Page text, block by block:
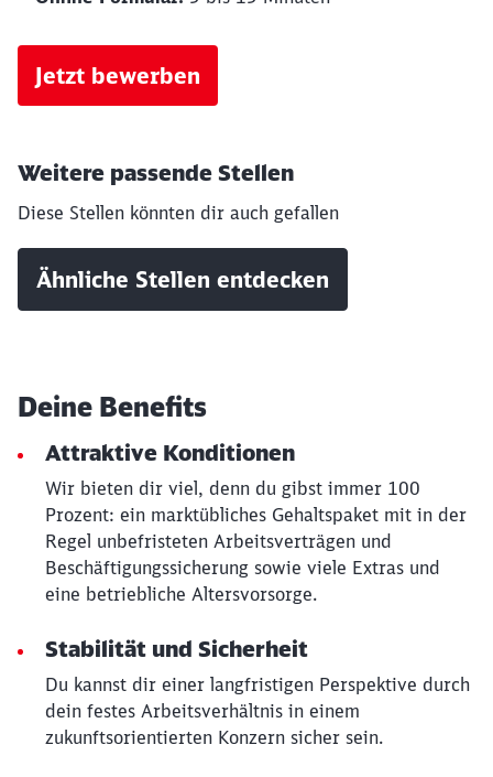
Jetzt bewerben
Weitere passende Stellen
Diese Stellen könnten dir auch gefallen
Ähnliche Stellen entdecken
Deine Benefits
Attraktive Konditionen
Wir bieten dir viel, denn du gibst immer 100
Prozent: ein marktübliches Gehaltspaket mit in der
Regel unbefristeten Arbeitsverträgen und
Beschäftigungssicherung sowie viele Extras und
eine betriebliche Altersvorsorge.
Stabilität und Sicherheit
Du kannst dir einer langfristigen Perspektive durch
dein festes Arbeitsverhältnis in einem
zukunftsorientierten Konzern sicher sein.
Möchten Sie zu weitergeleitet
werden?